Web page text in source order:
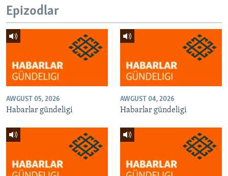
Epizodlar
AWGUST 05, 2026
Habarlar gündeligi
AWGUST 04, 2026
Habarlar gündeligi